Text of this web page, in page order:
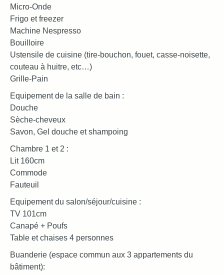
Micro-Onde
Frigo et freezer
Machine Nespresso
Bouilloire
Ustensile de cuisine (tire-bouchon, fouet, casse-noisette,
couteau à huitre, etc…)
Grille-Pain
Equipement de la salle de bain :
Douche
Sèche-cheveux
Savon, Gel douche et shampoing
Chambre 1 et 2 :
Lit 160cm
Commode
Fauteuil
Equipement du salon/séjour/cuisine :
TV 101cm
Canapé + Poufs
Table et chaises 4 personnes
Buanderie (espace commun aux 3 appartements du
bâtiment):